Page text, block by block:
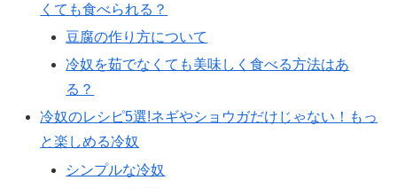
くても食べられる？
豆腐の作り方について
冷奴を茹でなくても美味しく食べる方法はあ
る？
冷奴のレシピ5選!ネギやショウガだけじゃない！もっ
と楽しめる冷奴
シンプルな冷奴